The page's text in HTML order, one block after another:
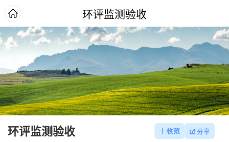
环评监测验收
环评监测验收